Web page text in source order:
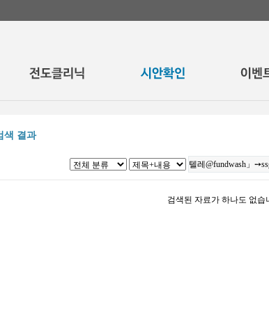
색 결과
검색된 자료가 하나도 없습